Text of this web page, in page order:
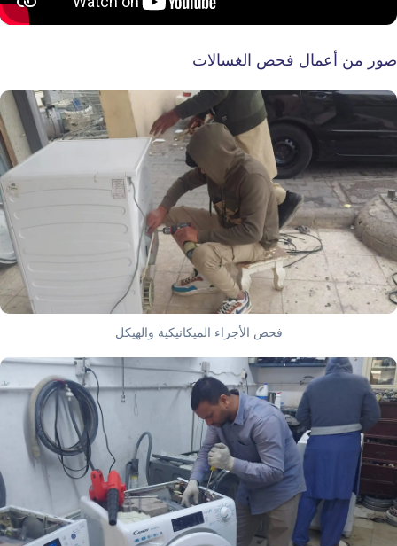
صور من أعمال فحص الغسالات
فحص الأجزاء الميكانيكية والهيكل